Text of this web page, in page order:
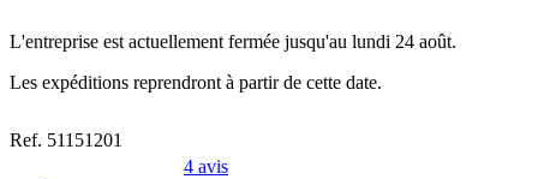
L'entreprise est actuellement fermée jusqu'au lundi 24 août.
Les expéditions reprendront à partir de cette date.
Ref. 51151201
4 avis